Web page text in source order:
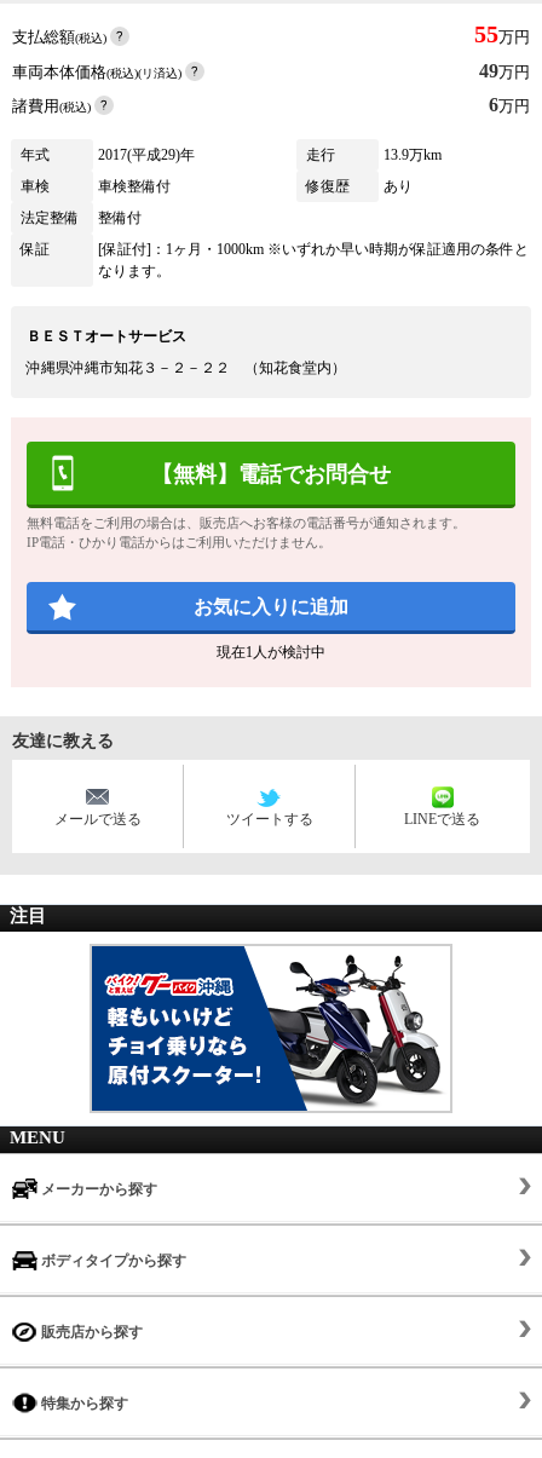
支払総額(税込) 55万円
車両本体価格(税込)(リ済込) 49万円
諸費用(税込) 6万円
年式 2017(平成29)年 走行
13.9万km
車検
車検整備付 修復歴
あり
法定整備
整備付
保証
[保証付]：1ヶ月・1000km ※いずれか早い時期が保証適用の条件と
なります。
ＢＥＳＴオートサービス
沖縄県沖縄市知花３－２－２２ （知花食堂内）
【無料】電話でお問合せ
無料電話をご利用の場合は、販売店へお客様の電話番号が通知されます。
IP電話・ひかり電話からはご利用いただけません。
お気に入りに追加
現在1 人が検討中
友達に教える
メールで送る ツイートする LINEで送る
注目
MENU
メーカーから探す
ボディタイプから探す
販売店から探す
特集から探す